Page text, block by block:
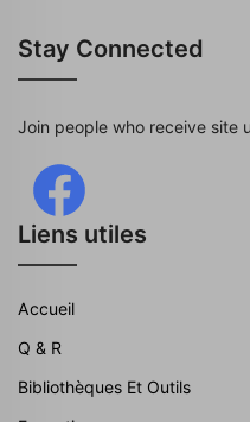
Stay Connected
Join people who receive site
Liens utiles
Accueil
Q & R
Bibliothèques Et Outils